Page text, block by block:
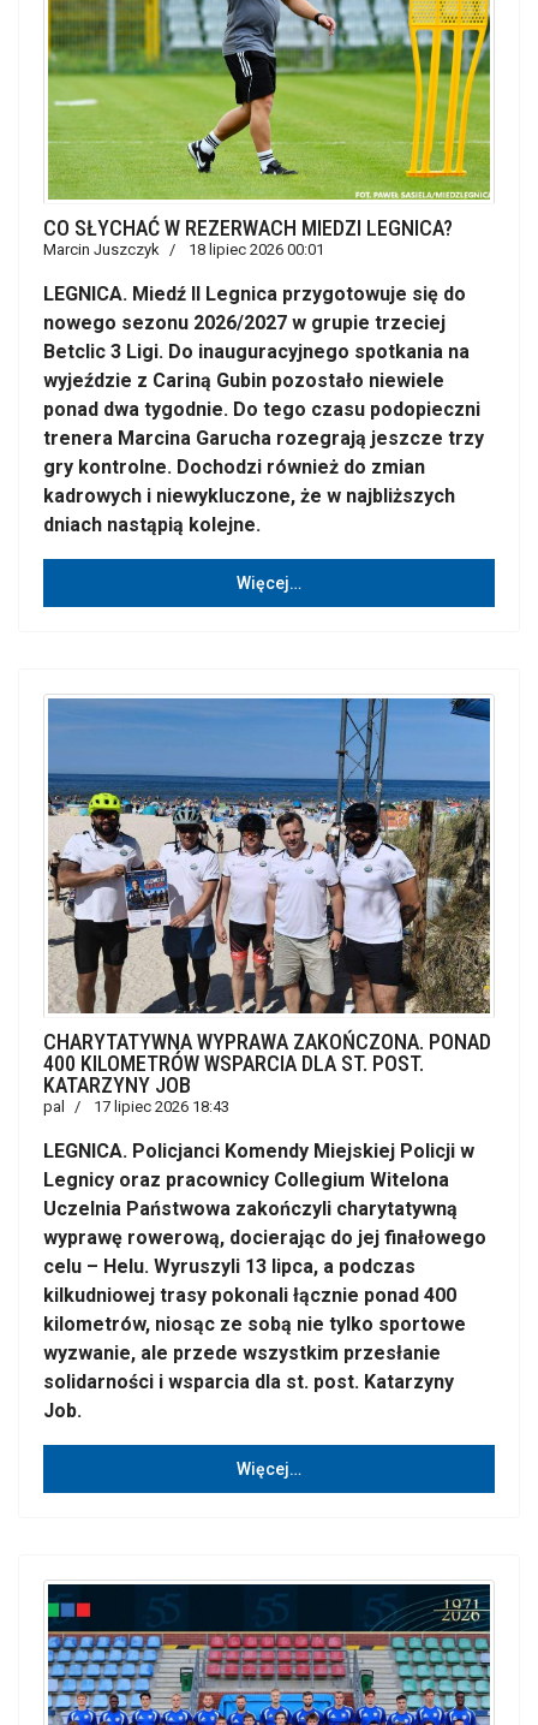
CO SŁYCHAĆ W REZERWACH MIEDZI LEGNICA?
Marcin Juszczyk 18 lipiec 2026 00:01
LEGNICA. Miedź II Legnica przygotowuje się do
nowego sezonu 2026/2027 w grupie trzeciej
Betclic 3 Ligi. Do inauguracyjnego spotkania na
wyjeździe z Cariną Gubin pozostało niewiele
ponad dwa tygodnie. Do tego czasu podopieczni
trenera Marcina Garucha rozegrają jeszcze trzy
gry kontrolne. Dochodzi również do zmian
kadrowych i niewykluczone, że w najbliższych
dniach nastąpią kolejne.
Więcej…
CHARYTATYWNA WYPRAWA ZAKOŃCZONA. PONAD
400 KILOMETRÓW WSPARCIA DLA ST. POST.
KATARZYNY JOB
pal 17 lipiec 2026 18:43
LEGNICA. Policjanci Komendy Miejskiej Policji w
Legnicy oraz pracownicy Collegium Witelona
Uczelnia Państwowa zakończyli charytatywną
wyprawę rowerową, docierając do jej finałowego
celu – Helu. Wyruszyli 13 lipca, a podczas
kilkudniowej trasy pokonali łącznie ponad 400
kilometrów, niosąc ze sobą nie tylko sportowe
wyzwanie, ale przede wszystkim przesłanie
solidarności i wsparcia dla st. post. Katarzyny
Job.
Więcej…